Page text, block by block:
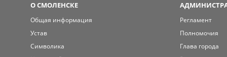
О СМОЛЕНСКЕ
Общая информация
Устав
Символика
Регламент
Полномочия
Глава города